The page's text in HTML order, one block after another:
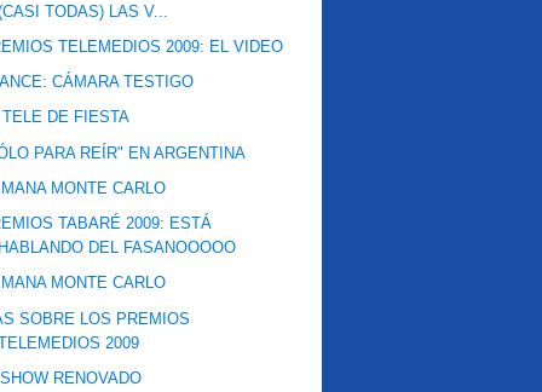
TODAS) LAS V...
TELEMEDIOS 2009: EL VIDEO
CÁMARA TESTIGO
TELE DE FIESTA
PARA REÍR" EN ARGENTINA
MONTE CARLO
TABARÉ 2009: ESTÁ
DEL FASANOOOOO
MONTE CARLO
SOBRE LOS PREMIOS
2009
RENOVADO